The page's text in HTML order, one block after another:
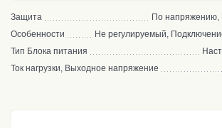
Защита
По напряжению,
Особенности
Не регулируемый,
Тип Блока питания
Ток нагрузки, Выходное напряжение